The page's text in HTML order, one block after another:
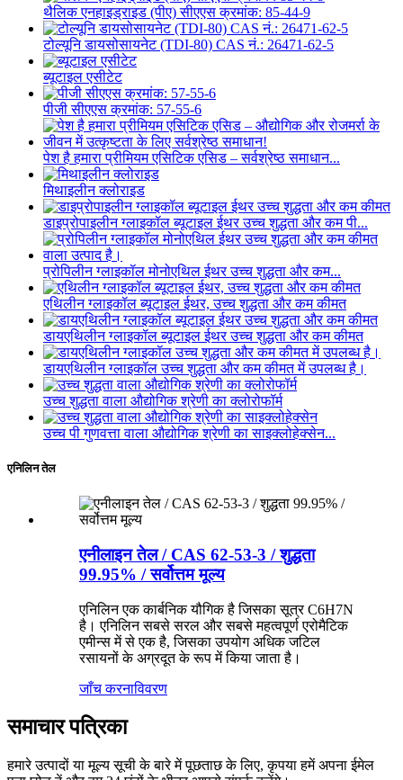
थैलिक एनहाइड्राइड (पीए) सीएएस क्रमांक: 85-44-9
टोल्यूनि डायसोसायनेट (TDI-80) CAS नं.: 26471-62-5
ब्यूटाइल एसीटेट
पीजी सीएएस क्रमांक: 57-55-6
पेश है हमारा प्रीमियम एसिटिक एसिड – सर्वश्रेष्ठ समाधान...
मिथाइलीन क्लोराइड
डाइप्रोपाइलीन ग्लाइकॉल ब्यूटाइल ईथर उच्च शुद्धता और कम पी...
प्रोपिलीन ग्लाइकॉल मोनोएथिल ईथर उच्च शुद्धता और कम...
एथिलीन ग्लाइकॉल ब्यूटाइल ईथर, उच्च शुद्धता और कम कीमत
डायएथिलीन ग्लाइकॉल ब्यूटाइल ईथर उच्च शुद्धता और कम कीमत
डायएथिलीन ग्लाइकॉल उच्च शुद्धता और कम कीमत में उपलब्ध है।
उच्च शुद्धता वाला औद्योगिक श्रेणी का क्लोरोफॉर्म
उच्च पी गुणवत्ता वाला औद्योगिक श्रेणी का साइक्लोहेक्सेन...
एनिलिन तेल
एनीलाइन तेल / CAS 62-53-3 / शुद्धता
99.95% / सर्वोत्तम मूल्य
एनिलिन एक कार्बनिक यौगिक है जिसका सूत्र C6H7N
है। एनिलिन सबसे सरल और सबसे महत्वपूर्ण एरोमैटिक
एमीन्स में से एक है, जिसका उपयोग अधिक जटिल
रसायनों के अग्रदूत के रूप में किया जाता है।
जाँच करनाविवरण
समाचार पत्रिका
हमारे उत्पादों या मूल्य सूची के बारे में पूछताछ के लिए, कृपया हमें अपना ईमेल